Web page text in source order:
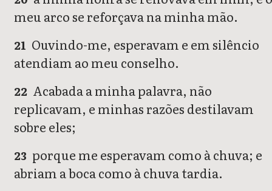
meu arco se reforçava na minha mão.
21 Ouvindo-me, esperavam e em silêncio
atendiam ao meu conselho.
22 Acabada a minha palavra, não
replicavam, e minhas razões destilavam
sobre eles;
23 porque me esperavam como à chuva; e
abriam a boca como à chuva tardia.